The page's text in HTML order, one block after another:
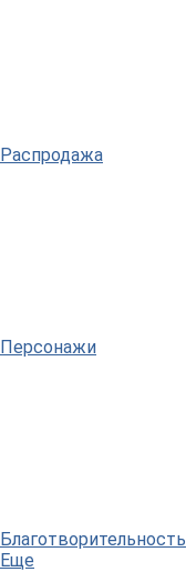
Распродажа
Персонажи
Благотворительность
Еще